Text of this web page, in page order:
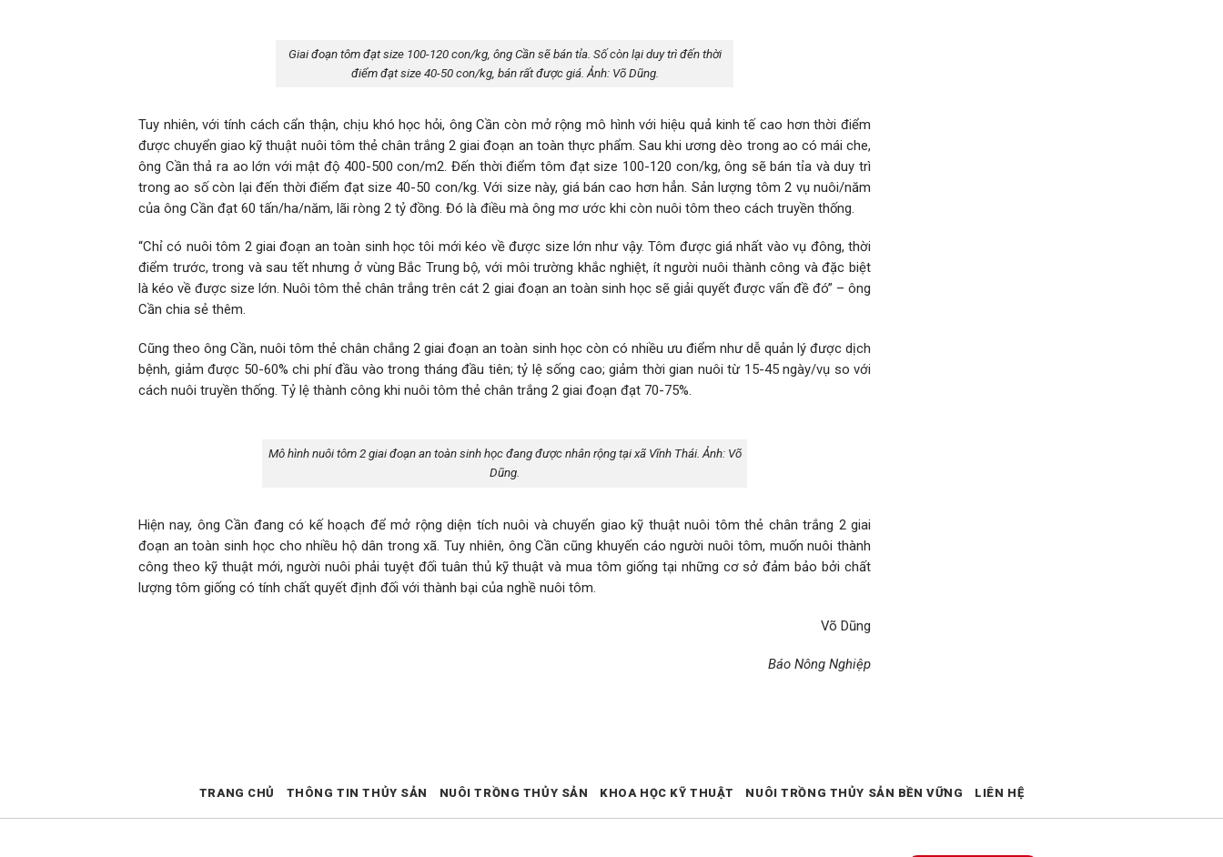
Giai đoạn tôm đạt size 100-120 con/kg, ông Cần sẽ bán tỉa. Số còn lại duy trì đến thời
điểm đạt size 40-50 con/kg, bán rất được giá. Ảnh: Võ Dũng.
Tuy nhiên, với tính cách cẩn thận, chịu khó học hỏi, ông Cần còn mở rộng mô hình với hiệu quả kinh tế cao hơn thời điểm
được chuyển giao kỹ thuật nuôi tôm thẻ chân trắng 2 giai đoạn an toàn thực phẩm. Sau khi ương dèo trong ao có mái che,
ông Cần thả ra ao lớn với mật độ 400-500 con/m2. Đến thời điểm tôm đạt size 100-120 con/kg, ông sẽ bán tỉa và duy trì
trong ao số còn lại đến thời điểm đạt size 40-50 con/kg. Với size này, giá bán cao hơn hẳn. Sản lượng tôm 2 vụ nuôi/năm
của ông Cần đạt 60 tấn/ha/năm, lãi ròng 2 tỷ đồng. Đó là điều mà ông mơ ước khi còn nuôi tôm theo cách truyền thống.
“Chỉ có nuôi tôm 2 giai đoạn an toàn sinh học tôi mới kéo về được size lớn như vậy. Tôm được giá nhất vào vụ đông, thời
điểm trước, trong và sau tết nhưng ở vùng Bắc Trung bộ, với môi trường khắc nghiệt, ít người nuôi thành công và đặc biệt
là kéo về được size lớn. Nuôi tôm thẻ chân trắng trên cát 2 giai đoạn an toàn sinh học sẽ giải quyết được vấn đề đó” – ông
Cần chia sẻ thêm.
Cũng theo ông Cần, nuôi tôm thẻ chân chắng 2 giai đoạn an toàn sinh học còn có nhiều ưu điểm như dễ quản lý được dịch
bệnh, giảm được 50-60% chi phí đầu vào trong tháng đầu tiên; tỷ lệ sống cao; giảm thời gian nuôi từ 15-45 ngày/vụ so với
cách nuôi truyền thống. Tỷ lệ thành công khi nuôi tôm thẻ chân trắng 2 giai đoạn đạt 70-75%.
Mô hình nuôi tôm 2 giai đoạn an toàn sinh học đang được nhân rộng tại xã Vĩnh Thái. Ảnh: Võ
Dũng.
Hiện nay, ông Cần đang có kế hoạch để mở rộng diện tích nuôi và chuyển giao kỹ thuật nuôi tôm thẻ chân trắng 2 giai
đoạn an toàn sinh học cho nhiều hộ dân trong xã. Tuy nhiên, ông Cần cũng khuyến cáo người nuôi tôm, muốn nuôi thành
công theo kỹ thuật mới, người nuôi phải tuyệt đối tuân thủ kỹ thuật và mua tôm giống tại những cơ sở đảm bảo bởi chất
lượng tôm giống có tính chất quyết định đối với thành bại của nghề nuôi tôm.
Võ Dũng
Báo Nông Nghiệp
TRANG CHỦ THÔNG TIN THỦY SẢN NUÔI TRỒNG THỦY SẢN KHOA HỌC KỸ THUẬT NUÔI TRỒNG THỦY SẢN BỀN VỮNG LIÊN HỆ